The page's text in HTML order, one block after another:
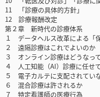
11 「診療の具体的方針」
12 診療報酬改定
第２章 新時代の診療体系
１ データヘルス改革による「
２ 遠隔診療はこれでよいのか
３ オンライン診療はどうなっ
４ 人工知能（AI）診療に任せ
５ 電子カルテに支配されてい
６ 混合診療は許されるか
７ 特定看護師の医療行為